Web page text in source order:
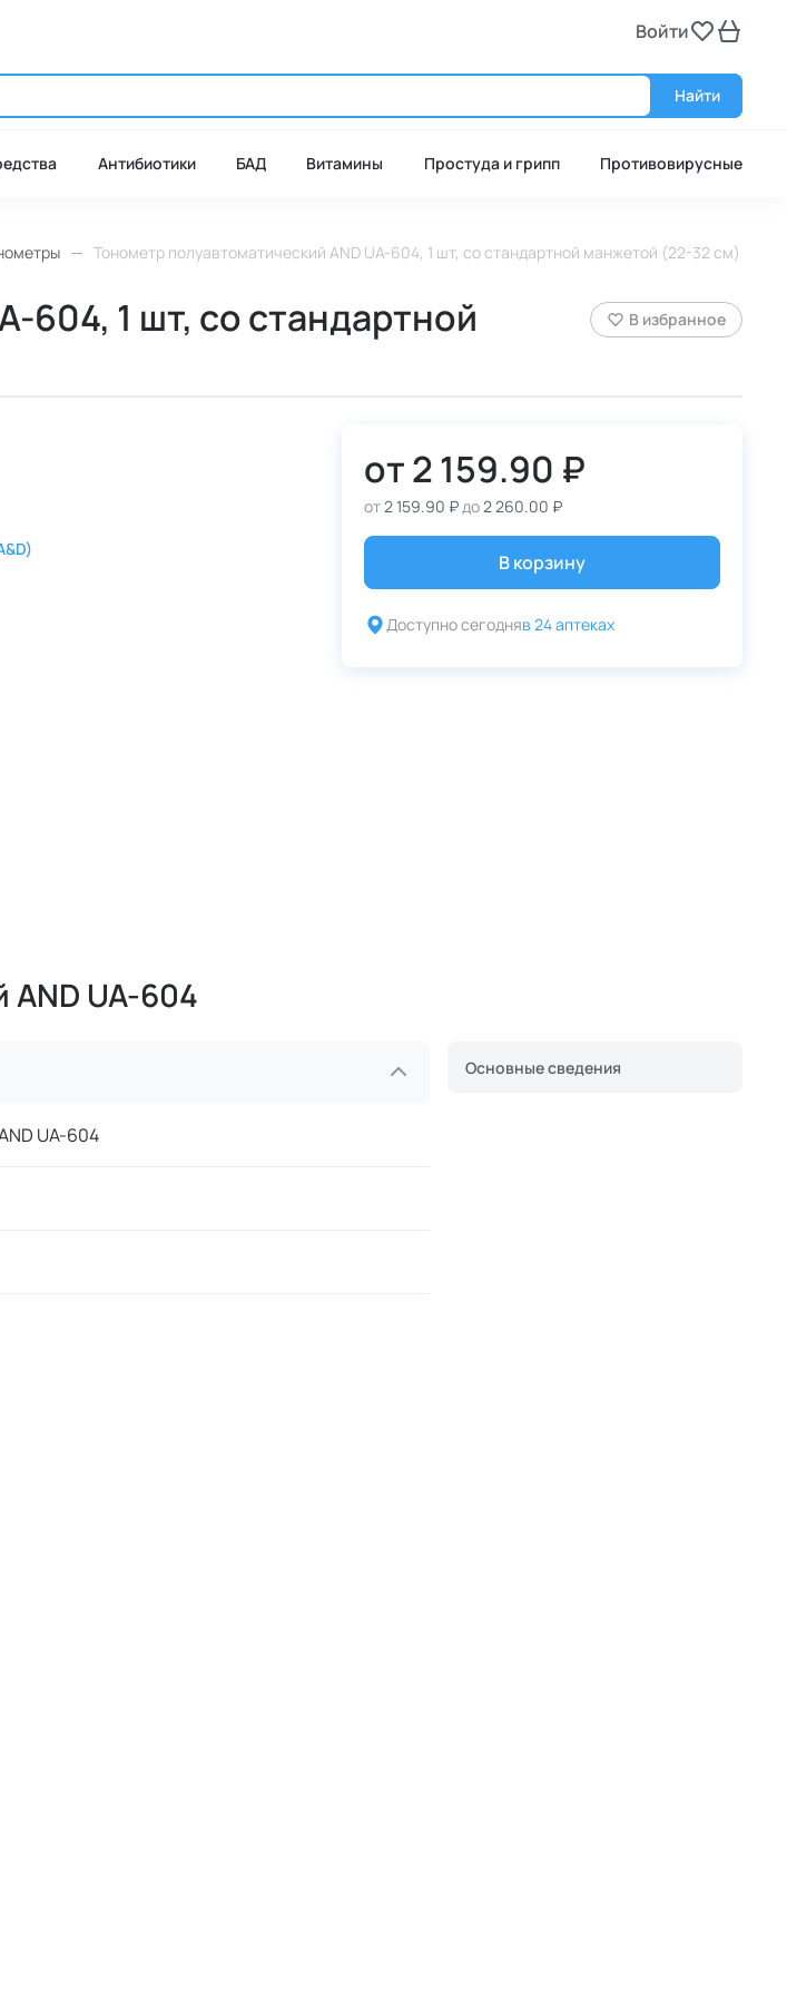
Войти
Найти
Антибиотики БАД Витамины Простуда и грипп Противовирусные
Тонометр полуавтоматический AND UA-604, 1 шт, со стандартной манжетой (22-32 см)
604, 1 шт, со стандартной
В избранное
от2 159.90 ₽
от2 159.90 ₽до2 260.00 ₽
В корзину
Доступно сегодняв 24 аптеках
UA-604
UA-604
Основные сведения